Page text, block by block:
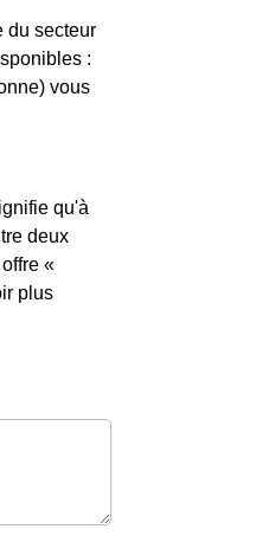
du secteur
:
vous
qu'à
deux
«
plus